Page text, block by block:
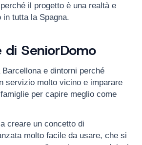
il progetto è una realtà e
tutta la Spagna.
di SeniorDomo
e dintorni perché
servizio molto vicino e imparare
per capire meglio come
creare un concetto di
molto facile da usare, che si